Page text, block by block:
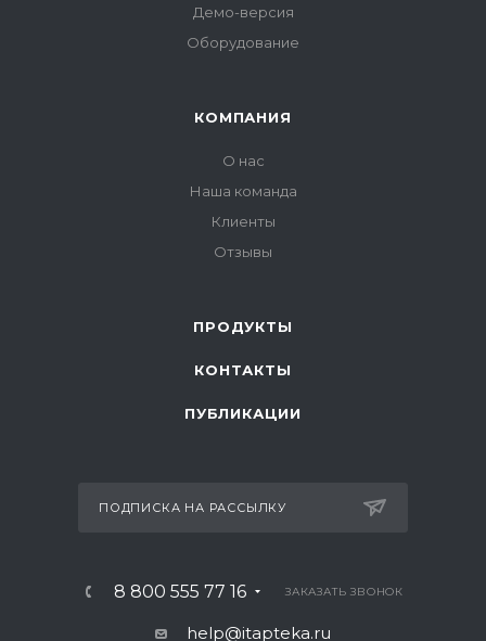
Демо-версия
Оборудование
КОМПАНИЯ
О нас
Наша команда
Клиенты
Отзывы
ПРОДУКТЫ
КОНТАКТЫ
ПУБЛИКАЦИИ
ПОДПИСКА НА РАССЫЛКУ
8 800 555 77 16 ЗАКАЗАТЬ ЗВОНОК
help@itapteka.ru